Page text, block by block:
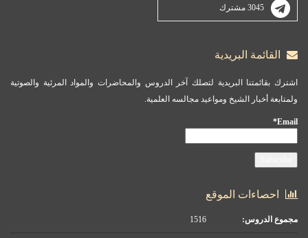
3045 مشترك
القائمة البريدية
اشترك بقائمتنا البريدية لتصلك آخر الدروس والمحاضرات والمواد المرئية والصوتية
ولمتابعة أخبار الشيخ ومواعيد مجالسه العلمية.
Email*
احصاءات الموقع
مجموع الدروس: